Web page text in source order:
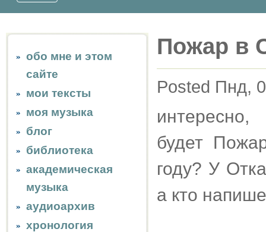
обо мне и этом
сайте
мои тексты
моя музыка
блог
библиотека
академическая
музыка
аудиоархив
хронология
Пожар в
Posted Пнд,
будет
году? У
а кто